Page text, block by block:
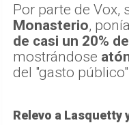
Por parte de Vox,
Monasterio,
de casi un 20%
mostrándose
del "gasto
Relevo a Lasquetty